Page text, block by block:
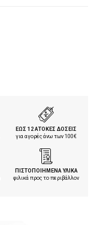
ΕΩΣ 12 ΑΤΟΚΕΣ ΔΟΣΕΙΣ
για αγορές άνω των 100€
ΠΙΣΤΟΠΟΙΗΜΕΝΑ ΥΛΙΚΑ
φιλικά προς το περιβάλλον